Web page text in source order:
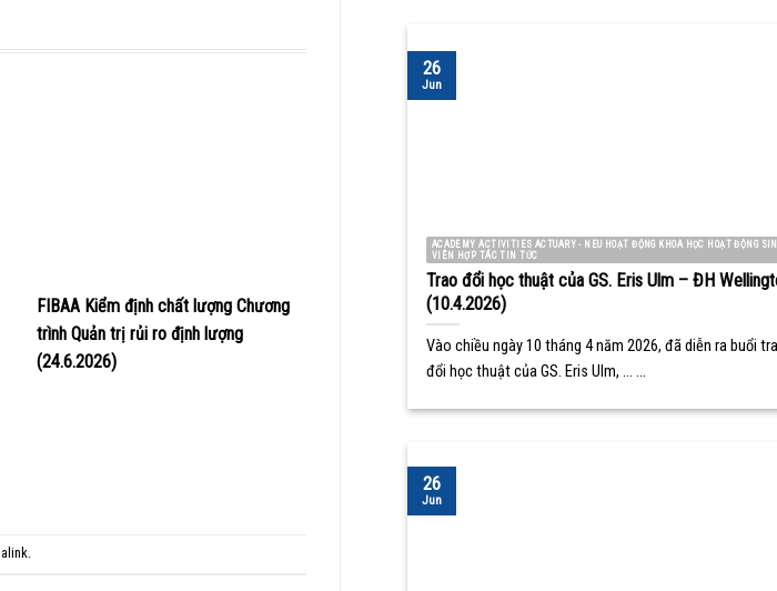
FIBAA Kiểm định chất lượng Chương
trình Quản trị rủi ro định lượng
(24.6.2026)
.
ACADEMY ACTIVITIES ACTUARY - NEU HOẠT ĐỘNG KHOA HỌC HOẠT ĐỘNG
VIÊN HỢP TÁC TIN TỨC
Trao đổi học thuật của GS. Eris Ulm – ĐH
(10.4.2026)
Vào chiều ngày 10 tháng 4 năm 2026, đã diễn ra buổi
đổi học thuật của GS. Eris Ulm, ... ...
26
Jun
26
Jun